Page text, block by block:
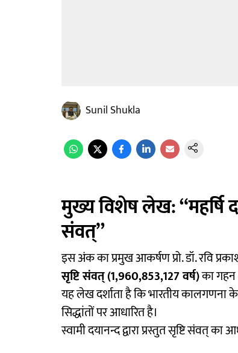
Sunil Shukla
मुख्य विशेष लेख: “महर्षि
संवत्”
इस अंक का प्रमुख आकर्षण प्रो. डॉ. रवि
सृष्टि संवत् (1,960,853,127 वर्ष)का गहन
यह लेख दर्शाता है कि भारतीय कालगणना
सिद्धांतों पर आधारित है।
स्वामी दयानन्द द्वारा प्रस्तुत सृष्टि संवत् का